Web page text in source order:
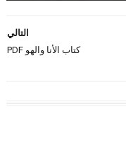
التالي
كتاب الأنا والهو PDF